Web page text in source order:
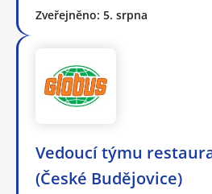
Zveřejněno: 5. srpna
Vedoucí týmu
(České Budějovice)